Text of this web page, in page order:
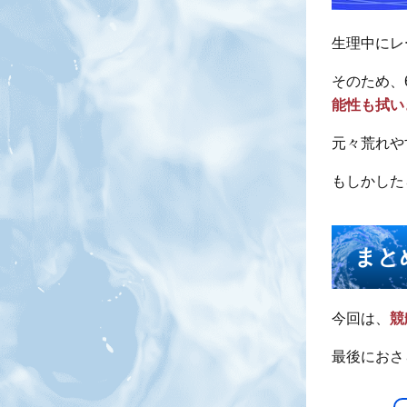
生理中に
そのため
能性も拭
元々荒れ
もしかし
まと
今回は、
最後にお